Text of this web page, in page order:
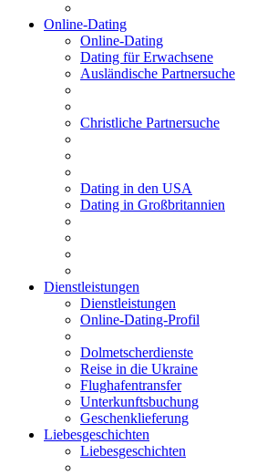
Online-Dating
Online-Dating
Dating für Erwachsene
Ausländische Partnersuche
Christliche Partnersuche
Dating in den USA
Dating in Großbritannien
Dienstleistungen
Dienstleistungen
Online-Dating-Profil
Dolmetscherdienste
Reise in die Ukraine
Flughafentransfer
Unterkunftsbuchung
Geschenklieferung
Liebesgeschichten
Liebesgeschichten